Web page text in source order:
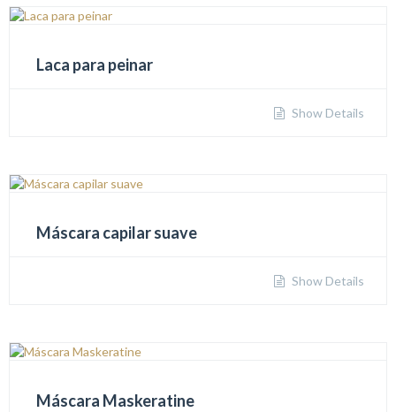
Laca para peinar
Show Details
Máscara capilar suave
Show Details
Máscara Maskeratine